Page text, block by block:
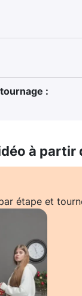
:
à partir
étape et